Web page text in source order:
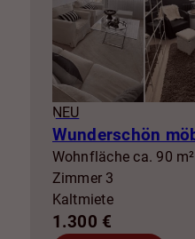
NEU
Wohnfläche ca. 90 m²
Zimmer 3
Kaltmiete
1.300 €